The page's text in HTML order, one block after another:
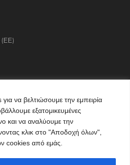
να βελτιώσουμε την εμπειρία
εξατομικευμένες
και να αναλύουμε την
κλικ στο "Αποδοχή όλων",
cookies από εμάς.
(ΕΕ)
Advertisement